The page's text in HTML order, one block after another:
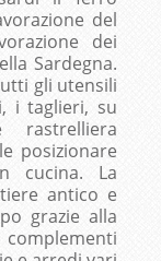
del
dei
Sardegna.
gli utensili
i taglieri, su
rastrelliera
posizionare
cucina. La
antico e
grazie alla
complementi